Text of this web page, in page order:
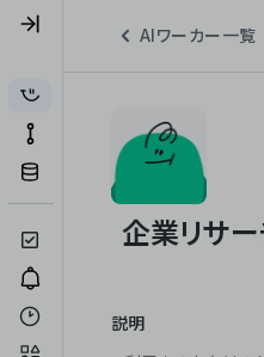
AIワーカー一覧
説明